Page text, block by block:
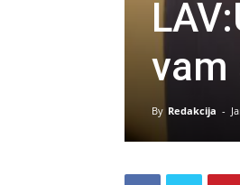
vam
By Redakcija -